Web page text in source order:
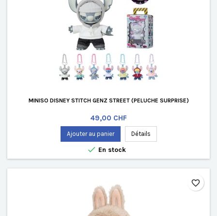
MINISO DISNEY STITCH GENZ STREET (PELUCHE SURPRISE)
Prix
49,00 CHF
Ajouter au panier Détails
 En stock
favorite_border